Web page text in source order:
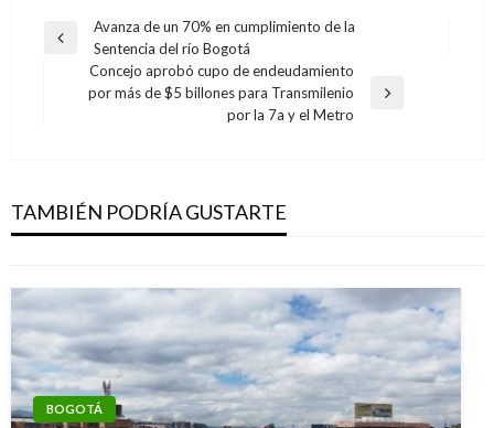
Navegación
entradas
Entrada
anterior
Avanza de un 70% en cumplimiento de la
Sentencia del río Bogotá
Entrada
Concejo aprobó cupo de endeudamiento
por más de $5 billones para Transmilenio
por la 7a y el Metro
TAMBIÉN PODRÍA GUSTARTE
Bogotá
Ariel Cabrera jueves agosto 2, 2018
BOGOTÁ